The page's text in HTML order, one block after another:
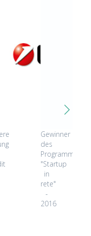
Gewinner
des
Programms
"Startup
in
rete"
-
2016